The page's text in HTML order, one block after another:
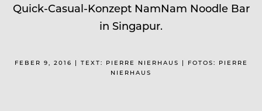
Quick-Casual-Konzept NamNam Noodle Bar
in Singapur.
FEBER 9, 2016 | TEXT: PIERRE NIERHAUS | FOTOS: PIERRE
NIERHAUS